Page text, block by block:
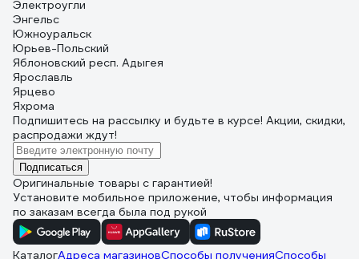
Электроугли
Энгельс
Южноуральск
Юрьев-Польский
Яблоновский респ. Адыгея
Ярославль
Ярцево
Яхрома
Подпишитесь на рассылку и будьте в курсе! Акции, скидки,
распродажи ждут!
Подписаться
Оригинальные товары с гарантией!
Установите мобильное приложение, чтобы информация
по заказам всегда была под рукой
КаталогАдреса магазиновСпособы полученияСпособы